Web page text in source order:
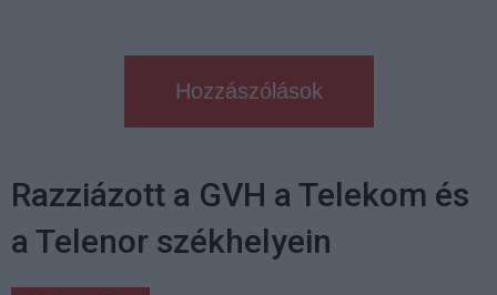
Hozzászólások
Razziázott a GVH a Telekom és
a Telenor székhelyein